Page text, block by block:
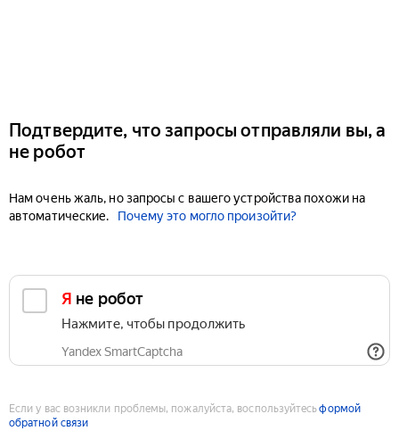
Подтвердите, что запросы отправляли вы, а
не робот
Нам очень жаль, но запросы с вашего устройства похожи на
автоматические.
Почему это могло произойти?
Я не робот
Нажмите, чтобы продолжить
Yandex SmartCaptcha
Если у вас возникли проблемы, пожалуйста, воспользуйтесьформой
обратной связи